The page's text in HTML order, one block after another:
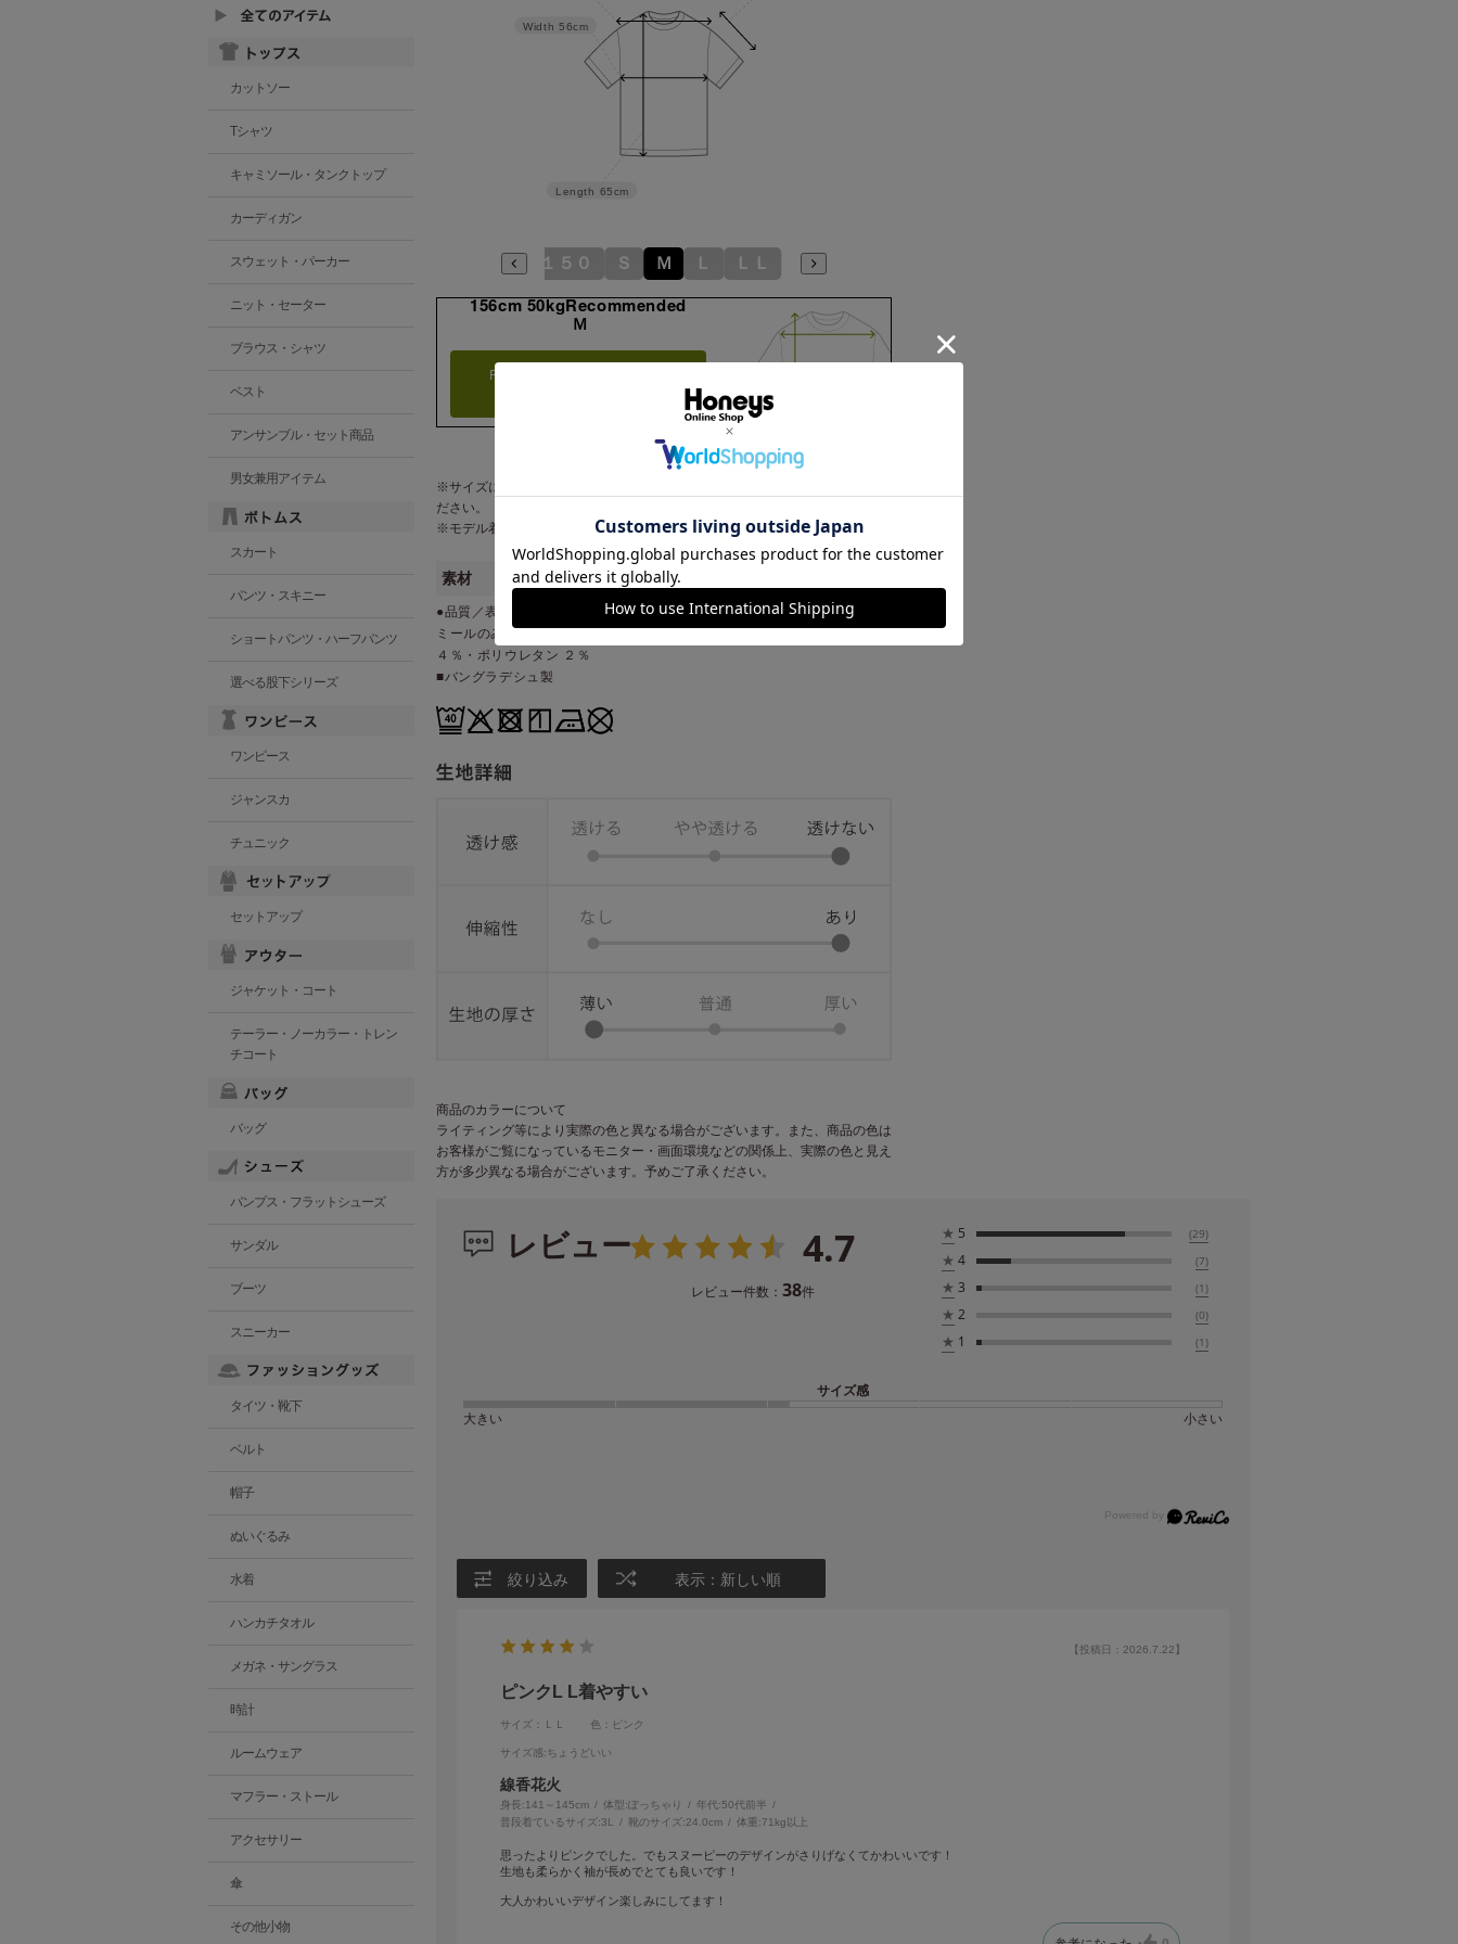
Length 65cm
Width 56cm
１５０ Ｓ Ｍ Ｌ ＬＬ
156cm 50kgRecommended
Ｍ
Find out more on your body
※サイズにつきましては若干の誤差が生じる場合がございます。予めご了承く
ださい。
※モデル着用サイズ：Ｍサイズ
素材
●品質／表地 綿 １００％・別布 綿 ９６％・ポリウレタン ４％・※オート
ミールのみ 表地 綿 ９６％・レーヨン ４％・別布 綿 ９４％・レーヨン
４％・ポリウレタン ２％
■バングラデシュ製
商品のカラーについて
ライティング等により実際の色と異なる場合がございます。また、商品の色は
お客様がご覧になっているモニター・画面環境などの関係上、実際の色と見え
方が多少異なる場合がございます。予めご了承ください。
レビュー 4.7
レビュー件数： 38件
★ 5 (29)
★ 4 (7)
★ 3 (1)
★ 2 (0)
★ 1 (1)
サイズ感
大きい
小さい
絞り込み 表示：新しい順
【投稿日：2026.7.22】
ピンクL L着やすい
サイズ：ＬＬ 色：ピンク
サイズ感:ちょうどいい
線香花火
身長:141～145cm 体型:ぽっちゃり 年代:50代前半
普段着ているサイズ:3L 靴のサイズ:24.0cm 体重:71kg以上
思ったよりピンクでした。でもスヌーピーのデザインがさりげなくてかわいいです！
生地も柔らかく袖が長めでとても良いです！
大人かわいいデザイン楽しみにしてます！
カットソー
Tシャツ
キャミソール・タンクトップ
カーディガン
スウェット・パーカー
ニット・セーター
ブラウス・シャツ
ベスト
アンサンブル・セット商品
男女兼用アイテム
スカート
パンツ・スキニー
ショートパンツ・ハーフパンツ
選べる股下シリーズ
ワンピース
ジャンスカ
チュニック
セットアップ
ジャケット・コート
テーラー・ノーカラー・トレン
チコート
バッグ
パンプス・フラットシューズ
サンダル
ブーツ
スニーカー
タイツ・靴下
ベルト
帽子
ぬいぐるみ
水着
ハンカチタオル
メガネ・サングラス
時計
ルームウェア
マフラー・ストール
アクセサリー
傘
その他小物